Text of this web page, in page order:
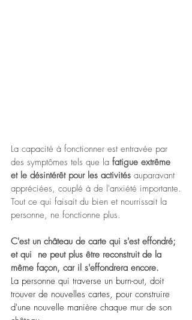
La capacité à fonctionner est entravée par
des symptômes tels que la fatigue extrême
et le désintérêt pour les activités auparavant
appréciées, couplé à de l'anxiété importante.
Tout ce qui faisait du bien et nourrissait la
personne, ne fonctionne plus.
C'est un château de carte qui s'est effondré;
et qui  ne peut plus être reconstruit de la
même façon, car il s'effondrera encore.
La personne qui traverse un burn-out, doit
trouver de nouvelles cartes, pour construire
d'une nouvelle manière chaque mur de son